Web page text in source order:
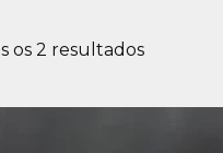
os 2 resultados